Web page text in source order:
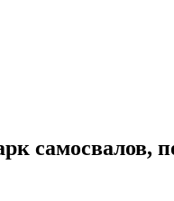
самосвалов,